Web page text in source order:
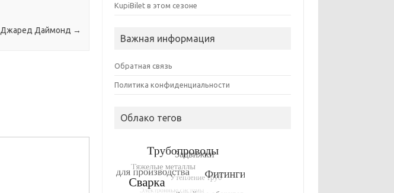
Джаред Даймонд →
KupiBilet в этом сезоне
Важная информация
Обратная связь
Политика конфиденциальности
Облако тегов